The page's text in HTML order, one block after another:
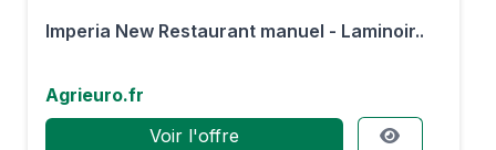
Imperia New Restaurant manuel - Laminoir..
Agrieuro.fr
Voir l'offre